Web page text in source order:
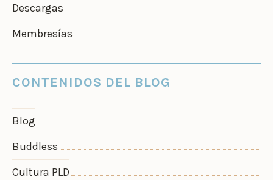
Descargas
Membresías
CONTENIDOS DEL BLOG
Blog
Buddless
Cultura PLD